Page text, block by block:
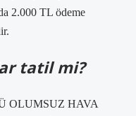
2.000 TL ödeme
tatil mi?
OLUMSUZ HAVA